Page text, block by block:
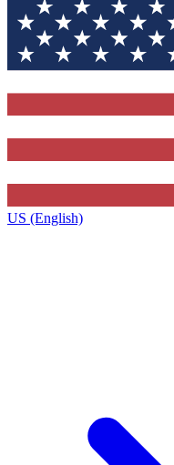
US (English)